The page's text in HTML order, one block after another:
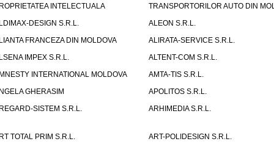
INTELECTUALA
TRANSPORTORILOR AUTO DIN
DESIGN S.R.L.
ALEON S.R.L.
FRANCEZA DIN MOLDOVA
ALIRATA-SERVICE S.R.L.
IMPEX S.R.L.
ALTENT-COM S.R.L.
INTERNATIONAL MOLDOVA
AMTA-TIS S.R.L.
GHERASIM
APOLITOS S.R.L.
SISTEM S.R.L.
ARHIMEDIA S.R.L.
TOTAL PRIM S.R.L.
ART-POLIDESIGN S.R.L.